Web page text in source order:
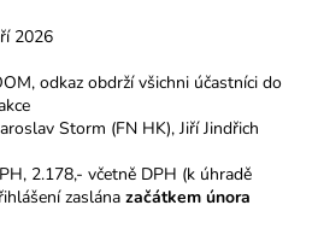
2026
odkaz obdrží všichni účastníci do
Storm (FN HK), Jiří Jindřich
2.178,- včetně DPH (k úhradě
zaslána začátkem února